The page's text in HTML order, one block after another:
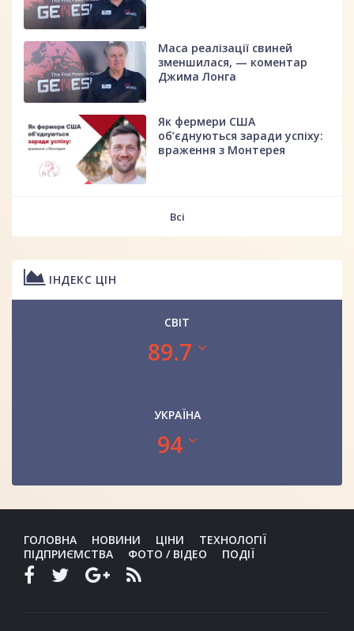
Маса реалізації свиней
зменшилася, — коментар
Джима Лонга
Як фермери США
об’єднуються заради успіху:
враження з Монтерея
Всі
ІНДЕКС ЦІН
СВІТ
89.7
УКРАЇНА
94
ГОЛОВНА НОВИНИ ЦІНИ
ТЕХНОЛОГІЇ
ПІДПРИЄМСТВА
ФОТО / ВІДЕО ПОДІЇ